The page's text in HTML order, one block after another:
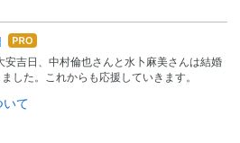
はて
なブ
ログ
吉日、中村倫也さんと水卜麻美さんは結婚
した。これからも応援していきます。
いて